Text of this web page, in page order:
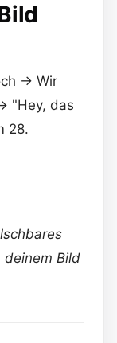
→ Wir
"Hey, das
28.
deinem Bild